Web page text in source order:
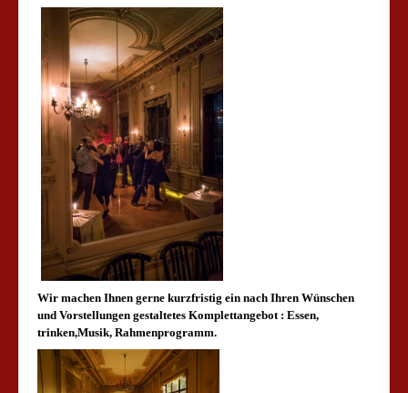
Wir machen Ihnen gerne kurzfristig ein nach Ihren Wünschen
und Vorstellungen gestaltetes Komplettangebot : Essen,
trinken,Musik, Rahmenprogramm.